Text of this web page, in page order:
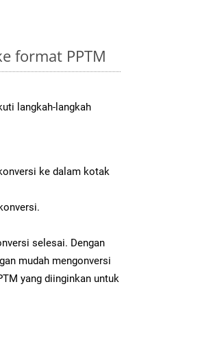
format PPTM
langkah-langkah
ke dalam kotak
selesai. Dengan
mudah mengonversi
yang diinginkan untuk